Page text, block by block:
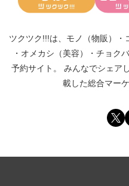
ツクツク!!!は、 モノ（物販） ・
・ オメカシ（美容） ・ チョク
予約サイト。
みんなでシェア
載した総合マー